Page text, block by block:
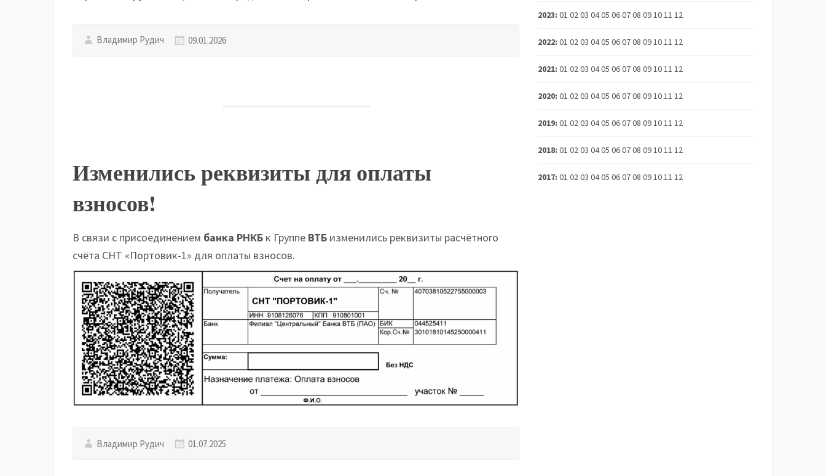
Владимир Рудич 09.01.2026
Изменились реквизиты для оплаты
взносов!
В связи с присоединением банка РНКБ к Группе ВТБ изменились реквизиты расчётного
счёта СНТ «Портовик-1» для оплаты взносов.
Владимир Рудич 01.07.2025
2023:01 0203 0405 060708 091011 12
2022:01 0203 0405 060708 091011 12
2021:01 0203 0405 060708 091011 12
2020:01 0203 0405 060708 091011 12
2019:01 0203 0405 060708 091011 12
2018:01 0203 0405 060708 091011 12
2017:01 0203 0405 060708 091011 12